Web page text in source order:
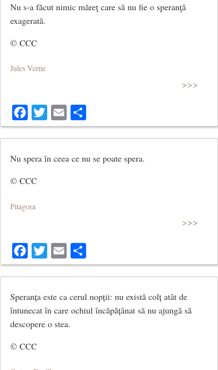
Nu s-a făcut nimic măreţ care să nu fie o speranţă
exagerată.
© CCC
Jules Verne
>>>
Facebook
Twitter
Email
Nu spera în ceea ce nu se poate spera.
© CCC
Pitagora
>>>
Facebook
Twitter
Email
Speranța este ca cerul nopții: nu există colț atât de
întunecat în care ochiul încăpățânat să nu ajungă să
descopere o stea.
© CCC